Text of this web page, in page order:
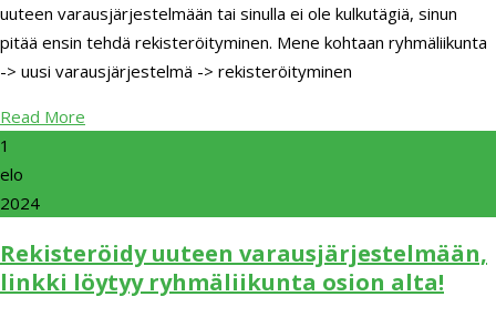
uuteen varausjärjestelmään tai sinulla ei ole kulkutägiä, sinun
pitää ensin tehdä rekisteröityminen. Mene kohtaan ryhmäliikunta
-> uusi varausjärjestelmä -> rekisteröityminen
Read More
1
elo
2024
Rekisteröidy uuteen varausjärjestelmään,
linkki löytyy ryhmäliikunta osion alta!